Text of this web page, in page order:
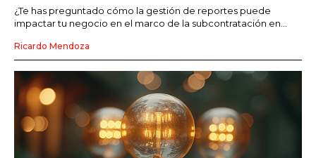
¿Te has preguntado cómo la gestión de reportes puede
impactar tu negocio en el marco de la subcontratación en...
Ricardo Mendoza